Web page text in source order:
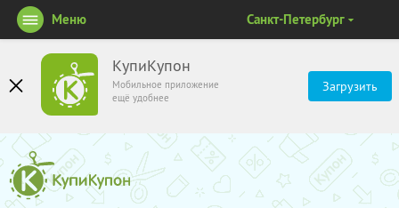
КупиКупон
Мобильное приложение
ещё удобнее
Загрузить
Меню Санкт-Петербург